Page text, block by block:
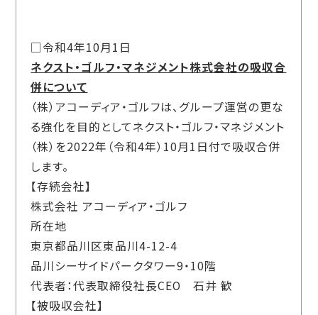
□令和4年10月1日
ネクスト・ゴルフ・マネジメント株式会社の吸収合
併について
（株）アコーディア・ゴルフは、グループ運営の更な
る強化を目的としてネクスト・ゴルフ・マネジメント
（株）を2022年（令和4年）10月1日付で吸収合併
します。
【存続会社】
株式会社 アコーディア・ゴルフ
所在地
東京都品川区東品川4-12-4
品川シーサイドパークタワー9・10階
代表者：代表取締役社長CEO 石井 歓
【被吸収会社】